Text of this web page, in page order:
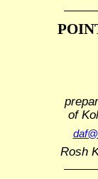
of
Rosh